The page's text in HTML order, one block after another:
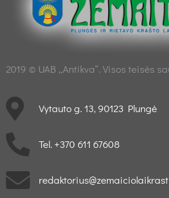
2019 © UAB „Antikva“. Visos teisės
Vytauto g. 13, 90123 Plungė
Tel. +370 611 67608